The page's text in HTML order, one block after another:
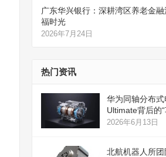
广东华兴银行：深耕湾区养老金
福时光
2026年7月24日
热门资讯
华为同轴分布
Ultimate背后的
2026年6月13日
北航机器人所